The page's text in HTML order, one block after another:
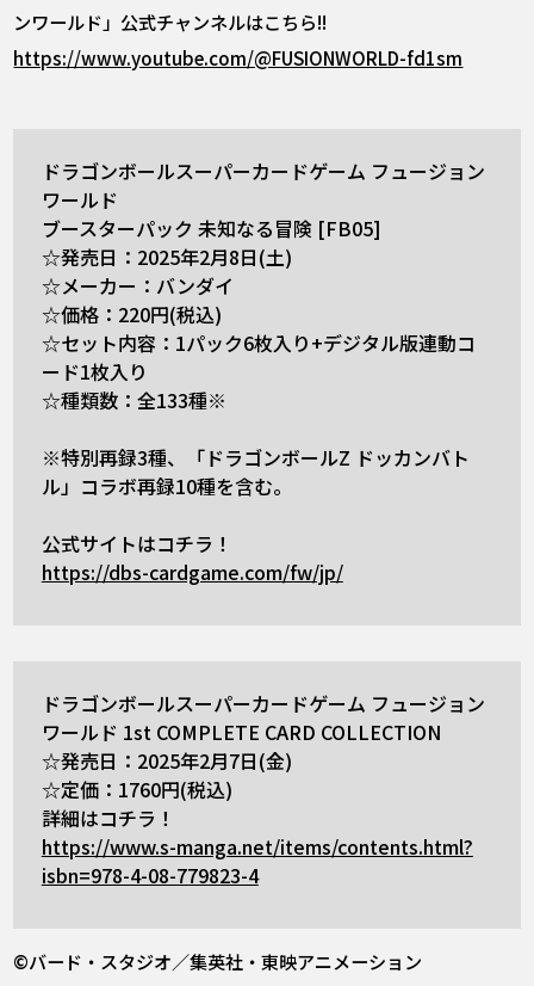
ンワールド」公式チャンネルはこちら!!
https://www.youtube.com/@FUSIONWORLD-fd1sm
ドラゴンボールスーパーカードゲーム フュージョン
ワールド
ブースターパック 未知なる冒険 [FB05]
☆発売日：2025年2月8日(土)
☆メーカー：バンダイ
☆価格：220円(税込)
☆セット内容：1パック6枚入り+デジタル版連動コ
ード1枚入り
☆種類数：全133種※
※特別再録3種、「ドラゴンボールZ ドッカンバト
ル」コラボ再録10種を含む。
公式サイトはコチラ！
https://dbs-cardgame.com/fw/jp/
ドラゴンボールスーパーカードゲーム フュージョン
ワールド 1st COMPLETE CARD COLLECTION
☆発売日：2025年2月7日(金)
☆定価：1760円(税込)
詳細はコチラ！
https://www.s-manga.net/items/contents.html?
isbn=978-4-08-779823-4
©バード・スタジオ／集英社・東映アニメーション